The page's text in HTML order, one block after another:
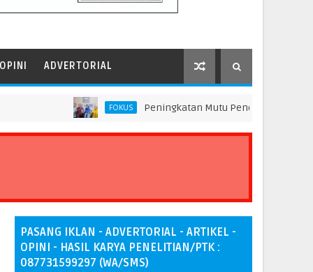
ADVERTORIAL
FOKUS Peningkatan Mutu Pendidikan di SMP Darus
PASANG IKLAN - ADVERTORIAL - ARTIKEL -
OPINI - HASIL KARYA PENELITIAN/PTK :
087731599297 (WA/SMS)